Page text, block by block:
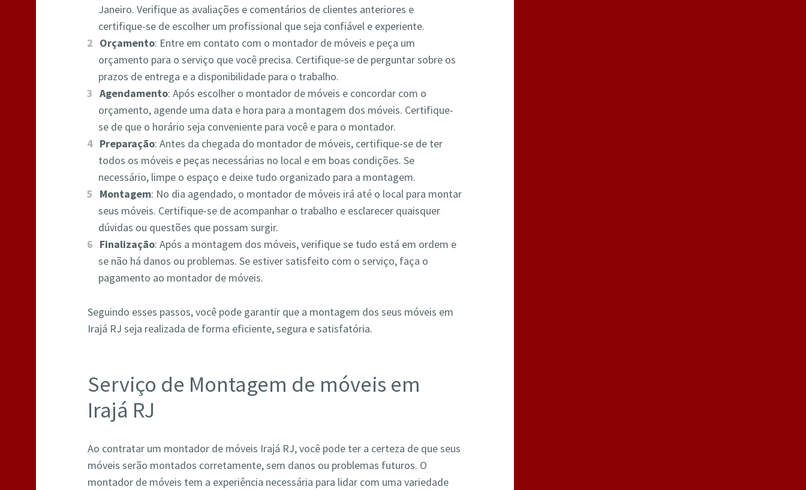
Janeiro. Verifique as avaliações e comentários de clientes anteriores e
certifique-se de escolher um profissional que seja confiável e experiente.
Orçamento: Entre em contato com o montador de móveis e peça um
orçamento para o serviço que você precisa. Certifique-se de perguntar sobre os
prazos de entrega e a disponibilidade para o trabalho.
Agendamento: Após escolher o montador de móveis e concordar com o
orçamento, agende uma data e hora para a montagem dos móveis. Certifique-
se de que o horário seja conveniente para você e para o montador.
Preparação: Antes da chegada do montador de móveis, certifique-se de ter
todos os móveis e peças necessárias no local e em boas condições. Se
necessário, limpe o espaço e deixe tudo organizado para a montagem.
Montagem: No dia agendado, o montador de móveis irá até o local para montar
seus móveis. Certifique-se de acompanhar o trabalho e esclarecer quaisquer
dúvidas ou questões que possam surgir.
Finalização: Após a montagem dos móveis, verifique se tudo está em ordem e
se não há danos ou problemas. Se estiver satisfeito com o serviço, faça o
pagamento ao montador de móveis.
Seguindo esses passos, você pode garantir que a montagem dos seus móveis em
Irajá RJ seja realizada de forma eficiente, segura e satisfatória.
Serviço de Montagem de móveis em
Irajá RJ
Ao contratar um montador de móveis Irajá RJ, você pode ter a certeza de que seus
móveis serão montados corretamente, sem danos ou problemas futuros. O
montador de móveis tem a experiência necessária para lidar com uma variedade